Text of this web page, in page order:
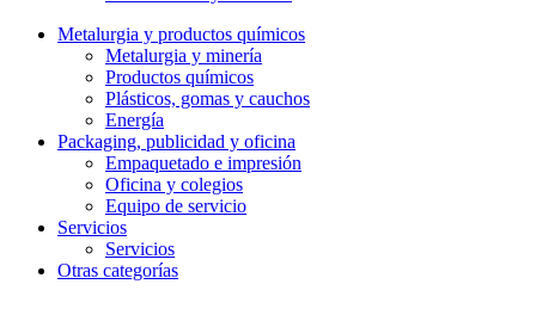
Metalurgia y productos quí­micos
Metalurgia y minería
Productos químicos
Plásticos, gomas y cauchos
Energía
Packaging, publicidad y oficina
Empaquetado e impresión
Oficina y colegios
Equipo de servicio
Servicios
Servicios
Otras categorías